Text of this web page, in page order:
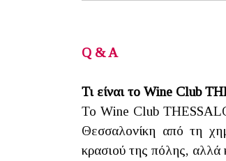
Q & A
Τι είναι το Wine Club
Το Wine Club
Θεσσαλονίκη από τη
κρασιού της πόλης, αλλά